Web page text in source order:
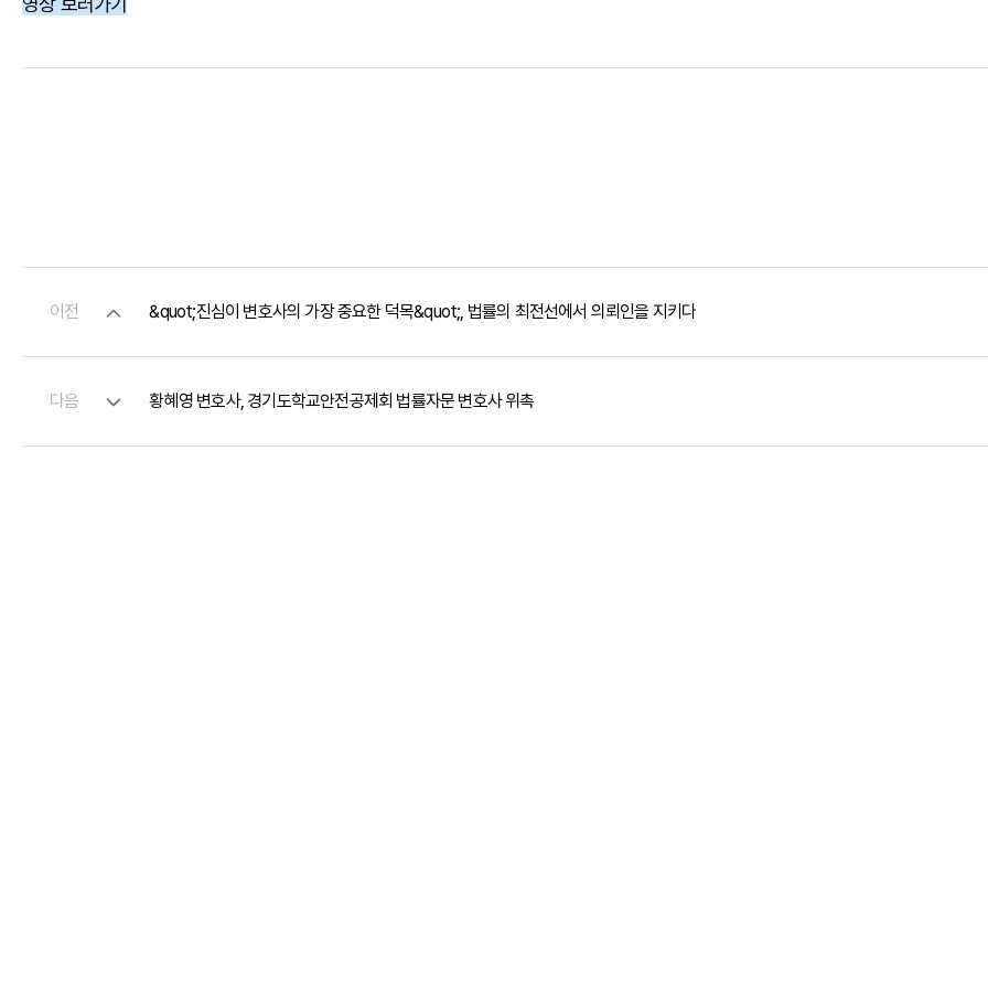
이전 &quot;진심이 변호사의 가장 중요한 덕목&quot;, 법률의 최전선에서 의뢰인을 지키다
다음 황혜영 변호사, 경기도학교안전공제회 법률자문 변호사 위촉